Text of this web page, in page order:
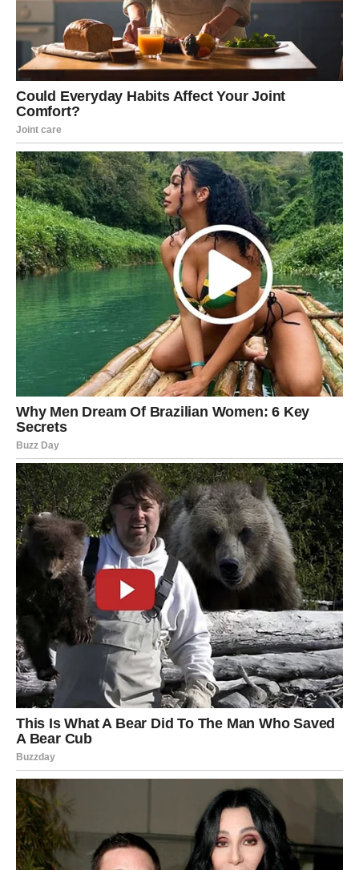
Pred vama su veoma uspješni i važni dani.
STRIJELAC
Nova energija donosi vam mnogo spontanih događaja i
pozitivnih promjena.
Jedna osoba vraća vam vjeru da život može biti mnogo
ljepši nego prije.
Sreća vam dolazi neočekivano
Pred vama su veoma uzbudljivi trenuci.
JARAC
Jarčevi konačno ulaze u mnogo stabilniji i sigurniji period
života.
Na poslovnom i emotivnom planu dolazi veliko olakšanje.
Sudbina vam vraća mir
Pred vama su veoma važni trenuci sreće.
VODOLIJA
Zvijezde vam donose neočekivane prilike i veoma
zanimljive promjene.
Jedna nova osoba ili poslovna ideja mogli bi vam potpuno
promijeniti budućnost.
Promjene vam donose veliku sreću
Pred vama su veoma posebni trenuci.
RIBE
Ribe ulaze u jedan od najnježnijih i najljepših perioda
života.